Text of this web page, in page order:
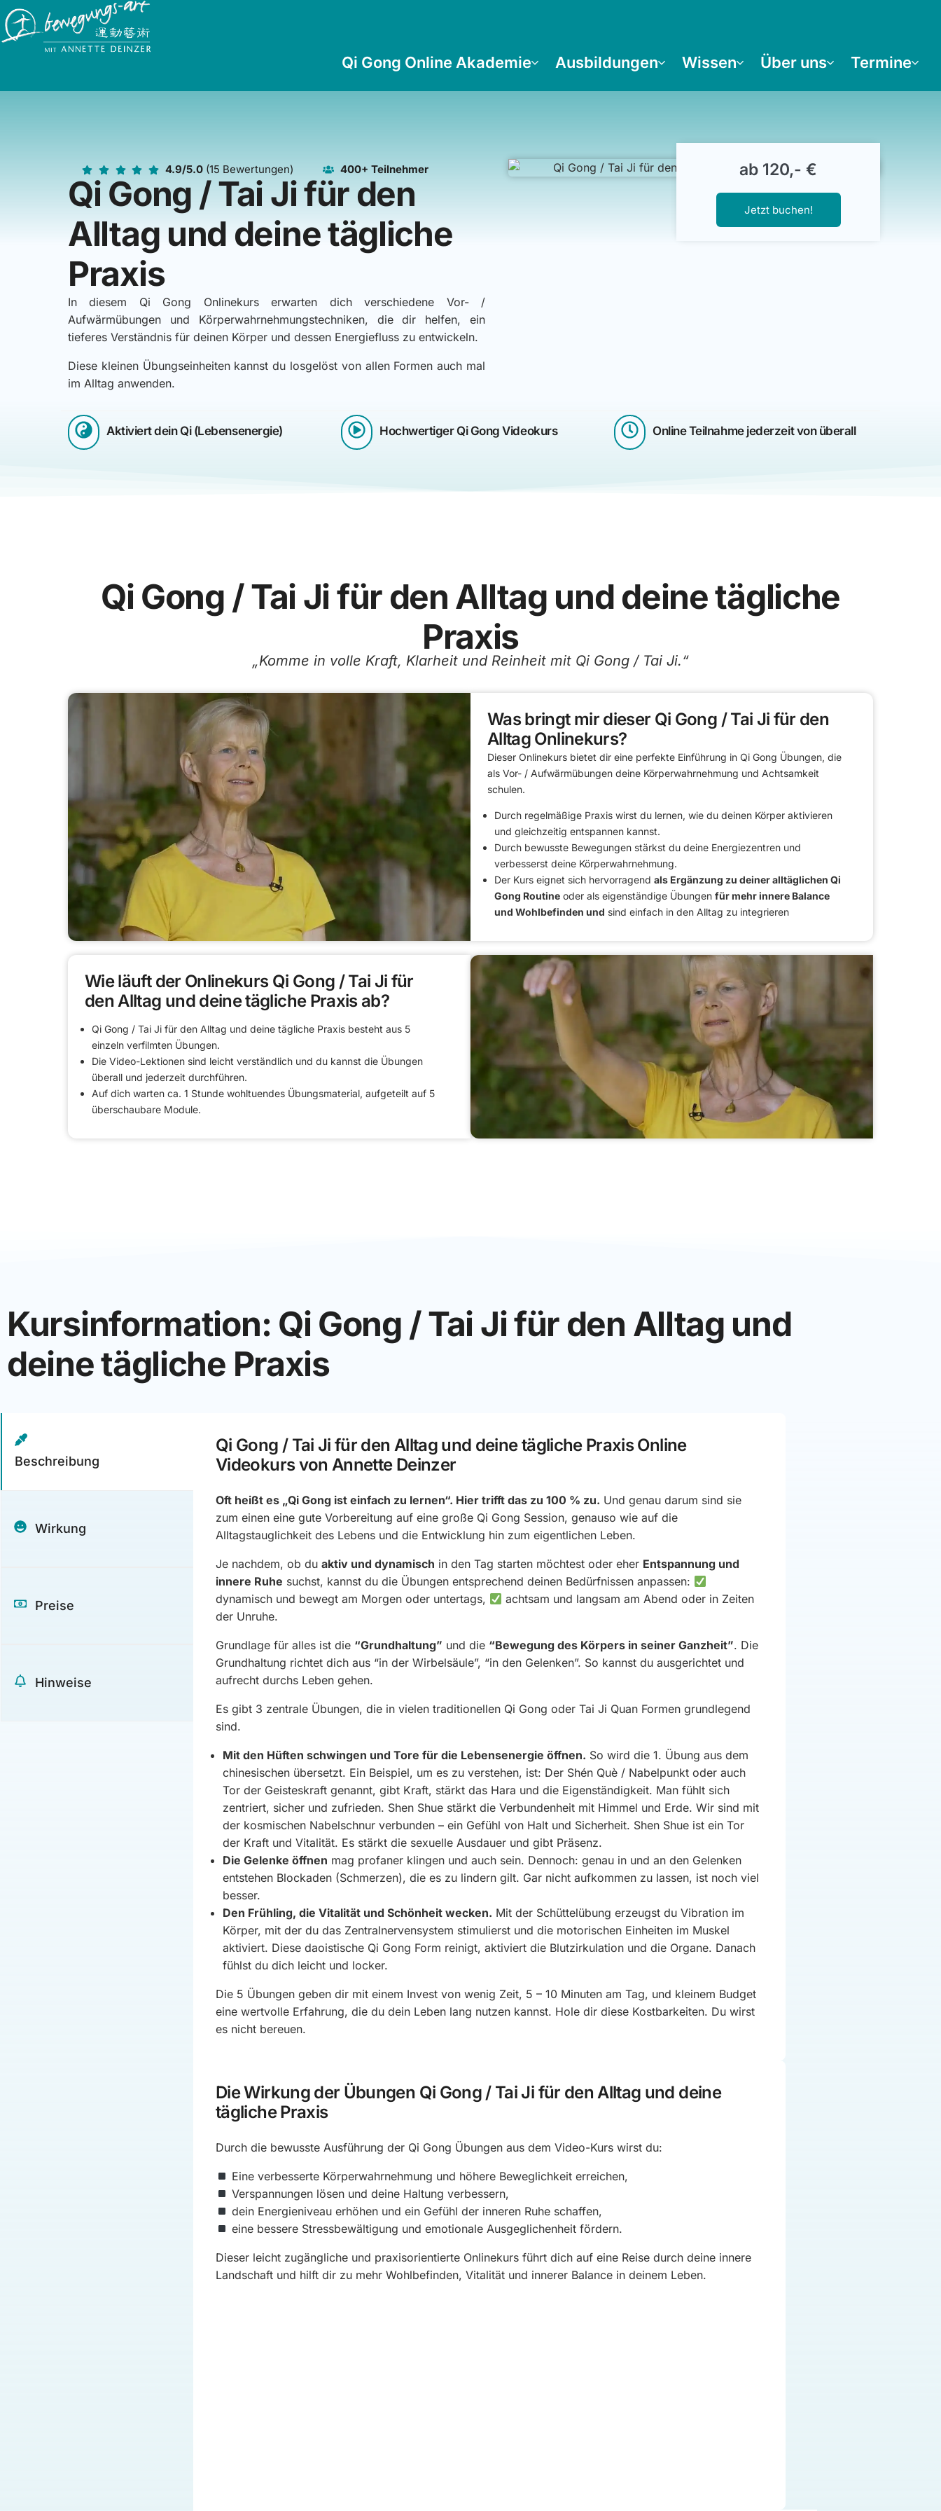
Qi Gong Online Akademie Ausbildungen Wissen Über uns Termine
4.9/5.0(15 Bewertungen) 400+ Teilnehmer
Qi Gong / Tai Ji für den
Alltag und deine tägliche
Praxis
In diesem Qi Gong Onlinekurs erwarten dich verschiedene Vor- /
Aufwärmübungen und Körperwahrnehmungstechniken, die dir helfen, ein
tieferes Verständnis für deinen Körper und dessen Energiefluss zu entwickeln.
Diese kleinen Übungseinheiten kannst du losgelöst von allen Formen auch mal
im Alltag anwenden.
ab 120,- €
Jetzt buchen!
Aktiviert dein Qi (Lebensenergie) Hochwertiger Qi Gong Videokurs​ Online Teilnahme jederzeit von überall
Qi Gong / Tai Ji für den Alltag und deine tägliche
Praxis
„Komme in volle Kraft, Klarheit und Reinheit mit Qi Gong / Tai Ji.“
Was bringt mir dieser Qi Gong / Tai Ji für den
Alltag Onlinekurs?
Dieser Onlinekurs bietet dir eine perfekte Einführung in Qi Gong Übungen, die
als Vor- / Aufwärmübungen deine Körperwahrnehmung und Achtsamkeit
schulen.
Durch regelmäßige Praxis wirst du lernen, wie du deinen Körper aktivieren
und gleichzeitig entspannen kannst.
Durch bewusste Bewegungen stärkst du deine Energiezentren und
verbesserst deine Körperwahrnehmung.
Der Kurs eignet sich hervorragend als Ergänzung zu deiner alltäglichen Qi
Gong Routineoder als eigenständige Übungen für mehr innere Balance
und Wohlbefinden und sind einfach in den Alltag zu integrieren
Wie läuft der Onlinekurs Qi Gong / Tai Ji für
den Alltag und deine tägliche Praxis ab?
Qi Gong / Tai Ji für den Alltag und deine tägliche Praxis besteht aus 5
einzeln verfilmten Übungen.
Die Video-Lektionen sind leicht verständlich und du kannst die Übungen
überall und jederzeit durchführen.
Auf dich warten ca. 1 Stunde wohltuendes Übungsmaterial, aufgeteilt auf 5
überschaubare Module.
Kursinformation: Qi Gong / Tai Ji für den Alltag und
deine tägliche Praxis
Beschreibung
Wirkung
Preise
Hinweise
Qi Gong / Tai Ji für den Alltag und deine tägliche Praxis Online
Videokurs von Annette Deinzer
Oft heißt es „Qi Gong ist einfach zu lernen“. Hier trifft das zu 100 % zu. Und genau darum sind sie
zum einen eine gute Vorbereitung auf eine große Qi Gong Session, genauso wie auf die
Alltagstauglichkeit des Lebens und die Entwicklung hin zum eigentlichen Leben.
Je nachdem, ob duaktiv und dynamisch in den Tag starten möchtest oder eher Entspannung und
innere Ruhe suchst, kannst du die Übungen entsprechend deinen Bedürfnissen anpassen:
dynamisch und bewegt am Morgen oder untertags,
achtsam und langsam am Abend oder in Zeiten
der Unruhe.
Grundlage für alles ist die “Grundhaltung” und die “Bewegung des Körpers in seiner Ganzheit”. Die
Grundhaltung richtet dich aus “in der Wirbelsäule”, “in den Gelenken”. So kannst du ausgerichtet und
aufrecht durchs Leben gehen.
Es gibt 3 zentrale Übungen, die in vielen traditionellen Qi Gong oder Tai Ji Quan Formen grundlegend
sind.
Mit den Hüften schwingen und Tore für die Lebensenergie öffnen. So wird die 1. Übung aus dem
chinesischen übersetzt. Ein Beispiel, um es zu verstehen, ist: Der Shén Què / Nabelpunkt oder auch
Tor der Geisteskraft genannt, gibt Kraft, stärkt das Hara und die Eigenständigkeit. Man fühlt sich
zentriert, sicher und zufrieden. Shen Shue stärkt die Verbundenheit mit Himmel und Erde. Wir sind mit
der kosmischen Nabelschnur verbunden – ein Gefühl von Halt und Sicherheit. Shen Shue ist ein Tor
der Kraft und Vitalität. Es stärkt die sexuelle Ausdauer und gibt Präsenz.
Die Gelenke öffnen mag profaner klingen und auch sein. Dennoch: genau in und an den Gelenken
entstehen Blockaden (Schmerzen), die es zu lindern gilt. Gar nicht aufkommen zu lassen, ist noch viel
besser.
Den Frühling, die Vitalität und Schönheit wecken. Mit der Schüttelübung erzeugst du Vibration im
Körper, mit der du das Zentralnervensystem stimulierst und die motorischen Einheiten im Muskel
aktiviert. Diese daoistische Qi Gong Form reinigt, aktiviert die Blutzirkulation und die Organe. Danach
fühlst du dich leicht und locker.
Die 5 Übungen geben dir mit einem Invest von wenig Zeit, 5 – 10 Minuten am Tag, und kleinem Budget
eine wertvolle Erfahrung, die du dein Leben lang nutzen kannst. Hole dir diese Kostbarkeiten. Du wirst
es nicht bereuen.
Die Wirkung der Übungen Qi Gong / Tai Ji für den Alltag und deine
tägliche Praxis
Durch die bewusste Ausführung der Qi Gong Übungen aus dem Video-Kurs wirst du:
Eine verbesserte Körperwahrnehmung und höhere Beweglichkeit erreichen,
Verspannungen lösen und deine Haltung verbessern,
dein Energieniveau erhöhen und ein Gefühl der inneren Ruhe schaffen,
eine bessere Stressbewältigung und emotionale Ausgeglichenheit fördern.
Dieser leicht zugängliche und praxisorientierte Onlinekurs führt dich auf eine Reise durch deine innere
Landschaft und hilft dir zu mehr Wohlbefinden, Vitalität und innerer Balance in deinem Leben.